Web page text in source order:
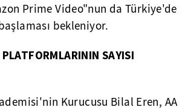
Prime Video"nun da Türkiye'de
bekleniyor.
SAYISI
Kurucusu Bilal Eren, AA